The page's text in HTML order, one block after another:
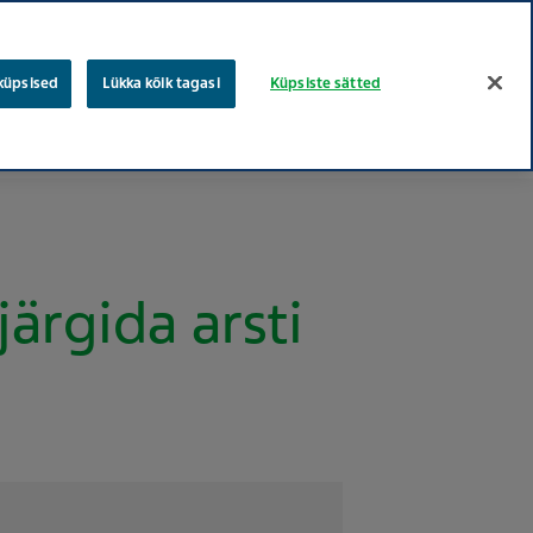
arsti
Lükka kõik tagasi Küpsiste sätted